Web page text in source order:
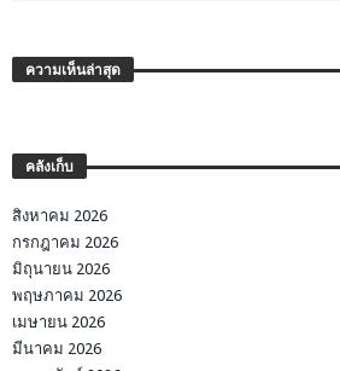
ความเห็นล่าสุด
คลังเก็บ
สิงหาคม 2026
กรกฎาคม 2026
มิถุนายน 2026
พฤษภาคม 2026
เมษายน 2026
มีนาคม 2026